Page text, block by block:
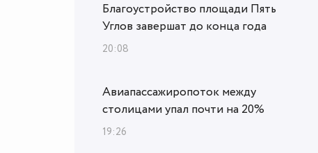
Благоустройство площади Пять
Углов завершат до конца года
20:08
Авиапассажиропоток между
столицами упал почти на 20%
19:26